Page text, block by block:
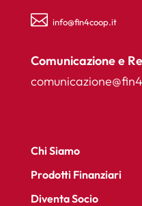
 info@fin4coop.it
Comunicazione e
Chi Siamo
Prodotti Finanziari
Diventa Socio